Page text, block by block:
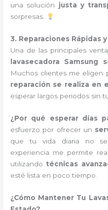
una solución justa y
sorpresas.
3. Reparaciones Rápidas
Una de las principales
lavasecadora Samsung
Muchos clientes me eligen
reparación se realiza en
esperar largos periodos sin
¿Por qué esperar días
esfuerzo por ofrecer un
que tu vida diaria no se
experiencia me permite
utilizando técnicas
esté lista en poco tiempo.
¿Cómo Mantener Tu